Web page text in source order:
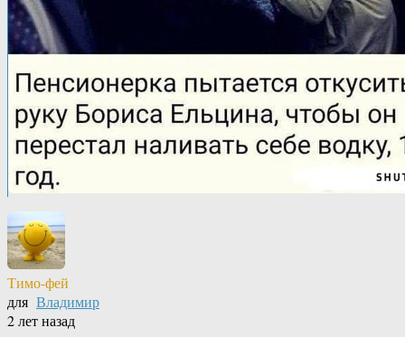
Тимо-фей
для Владимир
2 лет назад